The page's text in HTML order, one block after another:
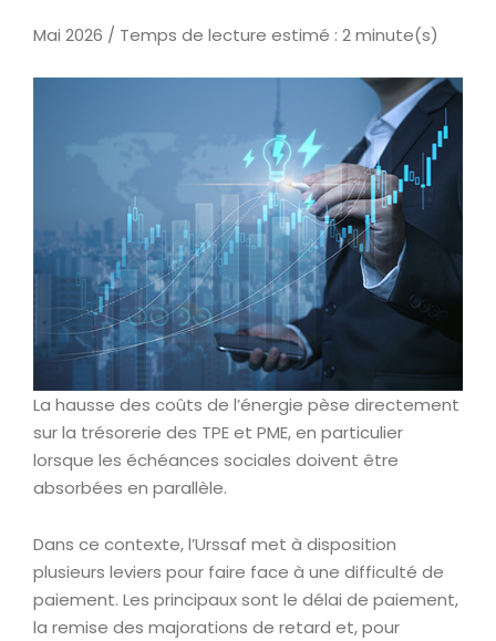
Mai 2026 / Temps de lecture estimé : 2 minute(s)
La hausse des coûts de l’énergie pèse directement
sur la trésorerie des TPE et PME, en particulier
lorsque les échéances sociales doivent être
absorbées en parallèle.
Dans ce contexte, l’Urssaf met à disposition
plusieurs leviers pour faire face à une difficulté de
paiement. Les principaux sont le délai de paiement,
la remise des majorations de retard et, pour